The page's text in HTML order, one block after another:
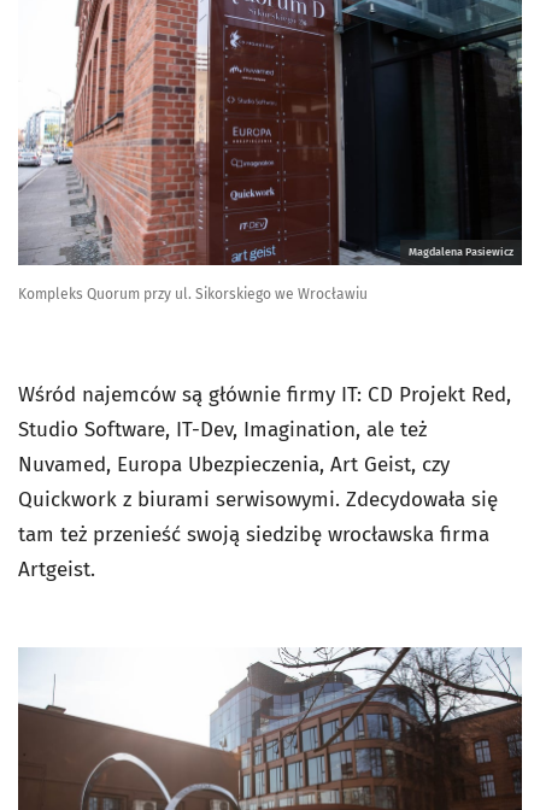
Magdalena Pasiewicz
Kompleks Quorum przy ul. Sikorskiego we Wrocławiu
Wśród najemców są głównie firmy IT: CD Projekt Red,
Studio Software, IT-Dev, Imagination, ale też
Nuvamed, Europa Ubezpieczenia, Art Geist, czy
Quickwork z biurami serwisowymi. Zdecydowała się
tam też przenieść swoją siedzibę wrocławska firma
Artgeist.